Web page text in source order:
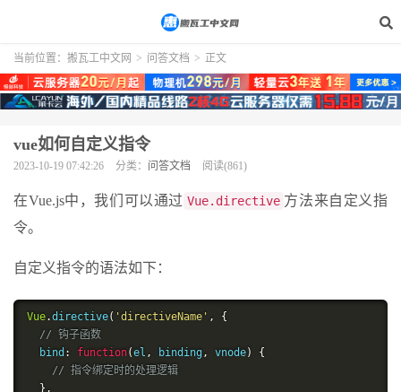
当前位置： 搬瓦工中文网 > 问答文档 > 正文
vue如何自定义指令
2023-10-19 07:42:26 分类： 问答文档 阅读(861)
在Vue.js中，我们可以通过 Vue.directive 方法来自定义指
令。
自定义指令的语法如下：
Vue.directive( 'directiveName' ,
{
// 钩子函数
  bind
: function(el , binding , vnode)
{
// 指令绑定时的处理逻辑
},